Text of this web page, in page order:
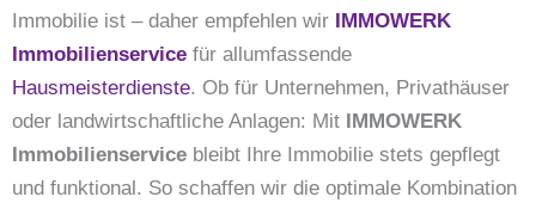
Immobilie ist – daher empfehlen wir IMMOWERK
Immobilienservice für allumfassende
Hausmeisterdienste. Ob für Unternehmen, Privathäuser
oder landwirtschaftliche Anlagen: Mit IMMOWERK
Immobilienservice bleibt Ihre Immobilie stets gepflegt
und funktional. So schaffen wir die optimale Kombination